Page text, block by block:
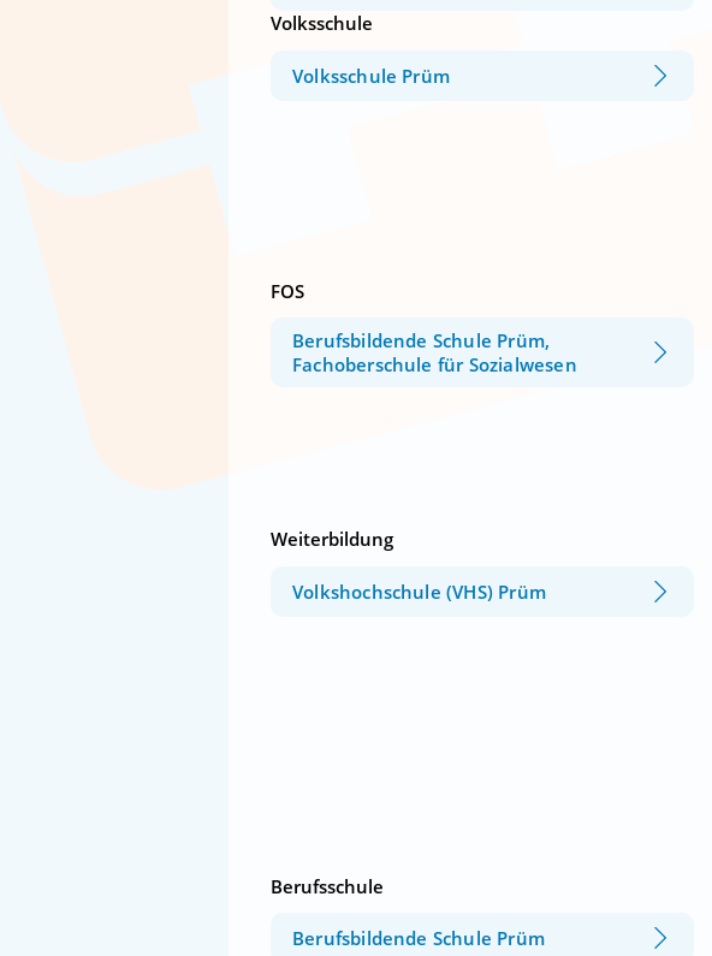
Volksschule
Volksschule Prüm
FOS
Berufsbildende Schule Prüm,
Fachoberschule für Sozialwesen
Weiterbildung
Volkshochschule (VHS) Prüm
Berufsschule
Berufsbildende Schule Prüm